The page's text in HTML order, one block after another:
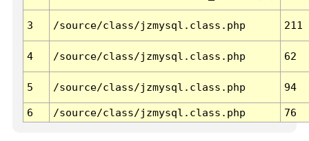
3 /source/class/jzmysql.class.php 211
4 /source/class/jzmysql.class.php 62
5 /source/class/jzmysql.class.php 94
6 /source/class/jzmysql.class.php 76